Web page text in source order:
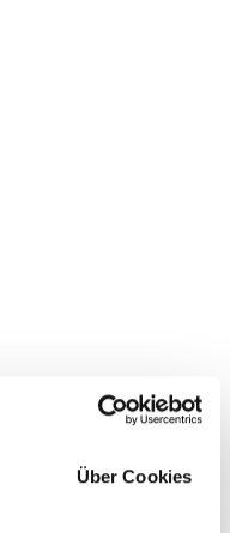
Über Cookies